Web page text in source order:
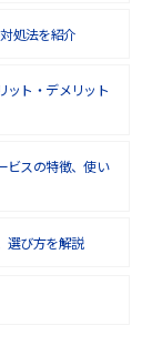
処法を紹介
ット・デメリット
ビスの特徴、使い
選び方を解説
く解説